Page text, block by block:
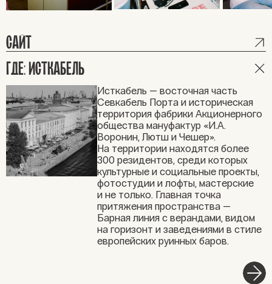
САЙТ
ГДЕ: ИСТКАБЕЛЬ
Исткабель — восточная часть
Севкабель Порта и историческая
территория фабрики Акционерного
общества мануфактур «И.А.
Воронин, Лютш и Чешер».
На территории находятся более
300 резидентов, среди которых
культурные и социальные проекты,
фотостудии и лофты, мастерские
и не только. Главная точка
притяжения пространства —
Барная линия с верандами, видом
на горизонт и заведениями в стиле
европейских руинных баров.